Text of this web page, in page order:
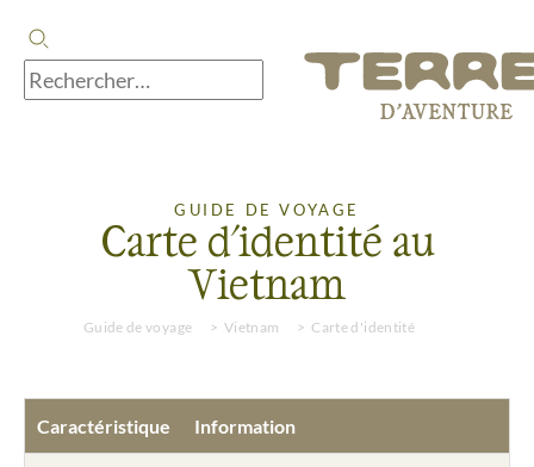
GUIDE DE VOYAGE
Carte d'identité au
Vietnam
Guide de voyage Vietnam Carte d'identité
Caractéristique Information